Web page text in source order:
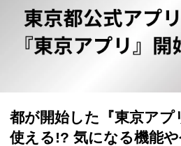
都が開始した『東京アプ
使える!? 気になる機能